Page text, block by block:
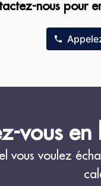
nous pour
vous
voulez